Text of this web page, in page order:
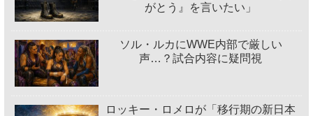
がとう』を言いたい」
ソル・ルカにWWE内部で厳しい
声…？試合内容に疑問視
ロッキー・ロメロが「移行期の新日本